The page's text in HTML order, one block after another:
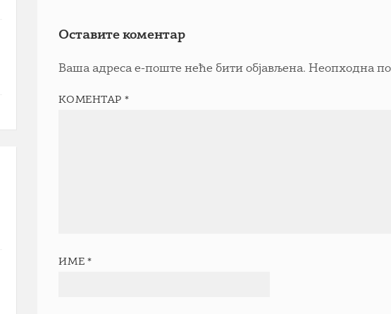
Оставите коментар
Ваша адреса е-поште неће бити објављена. Неопходна
КОМЕНТАР *
ИМЕ *